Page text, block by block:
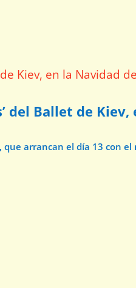
del Ballet de
arrancan el día 13 con